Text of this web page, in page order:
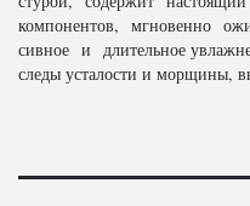
компонентов, мгновенно
сивное и длительное
следы усталости и морщины,